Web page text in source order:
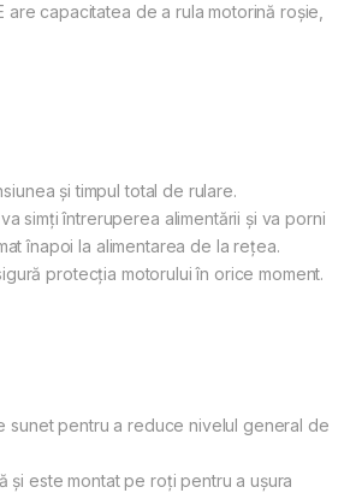
capacitatea de a rula motorină roșie,
și timpul total de rulare.
simți întreruperea alimentării și va porni
înapoi la alimentarea de la rețea.
protecția motorului în orice moment.
sunet pentru a reduce nivelul general de
și este montat pe roți pentru a ușura